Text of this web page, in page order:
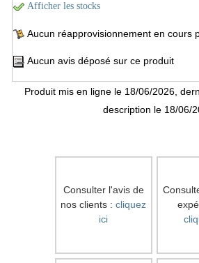
Afficher les stocks
Aucun réapprovisionnement en cours
Aucun avis déposé sur ce produit
Produit mis en ligne le 18/06/2026,
description le 18/06/
Consulter l'avis de
nos clients : cliquez
ici